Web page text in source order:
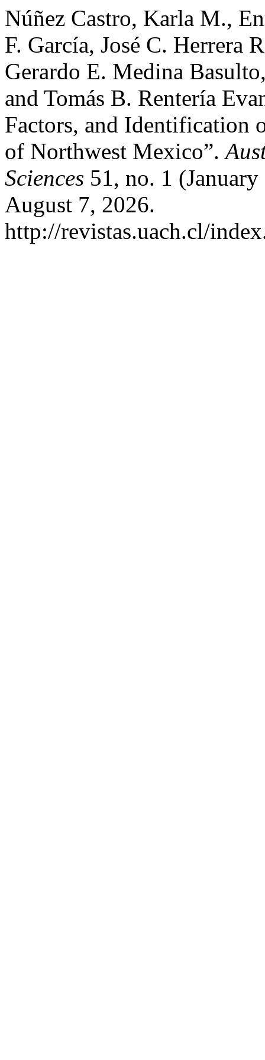
Núñez Castro, Karla M.,
F. García, José C. Herrera
Gerardo E. Medina
and Tomás B. Rentería
Factors, and Identification
of Northwest Mexico”.
Sciences 51, no. 1
August 7, 2026.
http://revistas.uach.cl/